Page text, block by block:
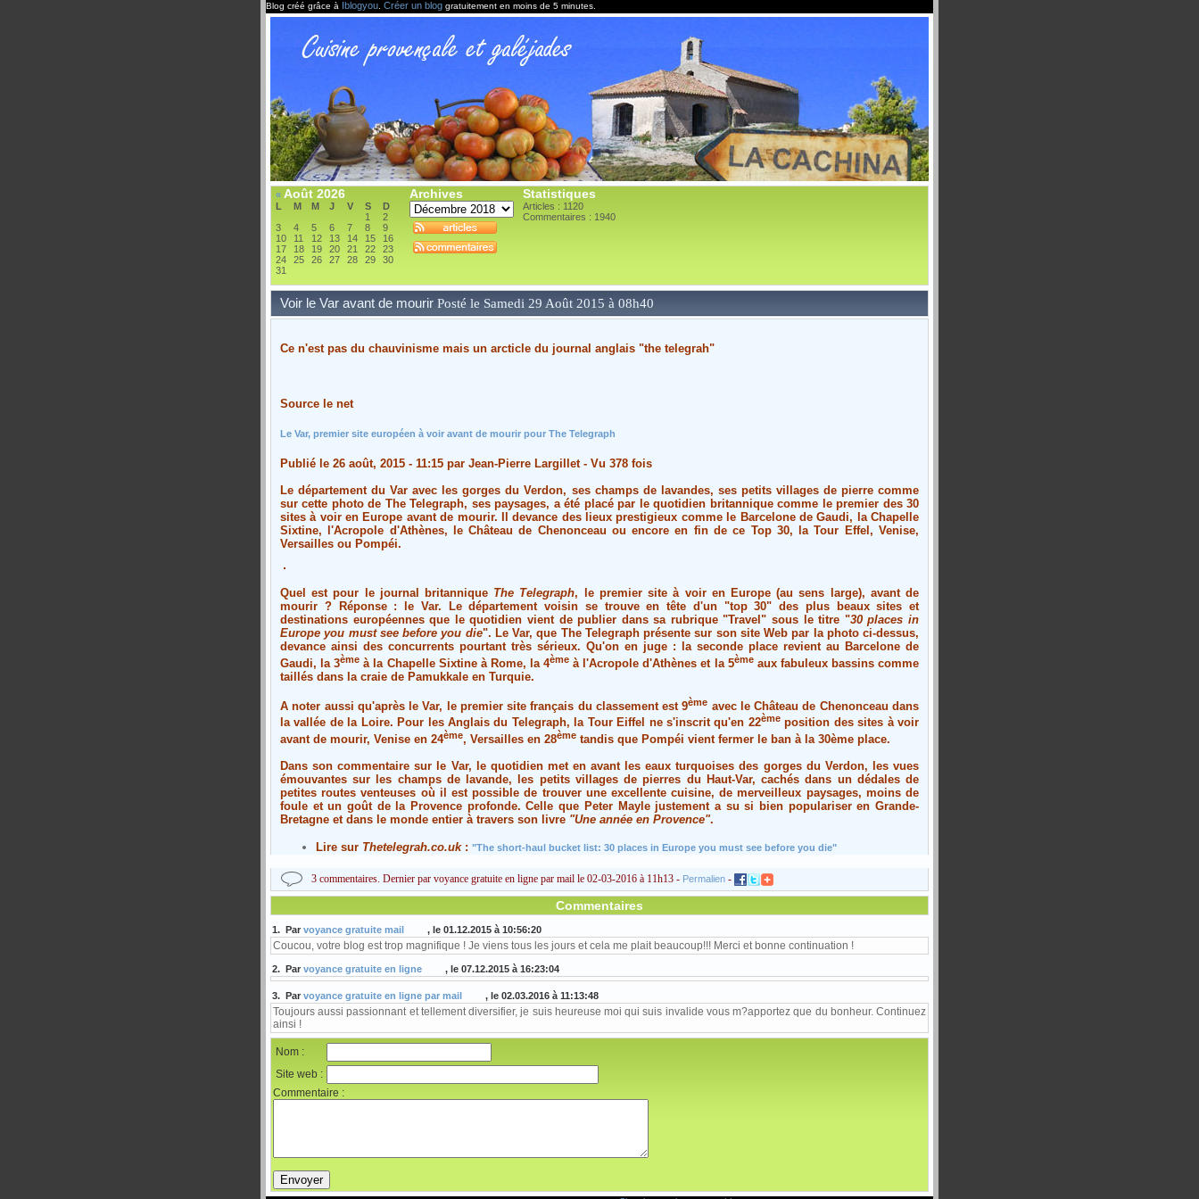
Blog créé grâce à Iblogyou Créer un blog gratuitement en moins de 5 minutes.
« Août 2026
L M M J V S
D
1
2
3
4 5 6 7 8
9
10
11 12 13 14 15
16
17
18 19 20 21 22
23
24
25 26 27 28 29
30
31
Archives Statistiques
Articles : 1120
Commentaires : 1940
Voir le Var avant de mourir Posté le Samedi 29 Août 2015 à 08h40
Ce n'est pas du chauvinisme mais un arcticle du journal anglais "the telegrah"
Source le net
Le Var, premier site européen à voir avant de mourir pour The Telegraph
Publié le 26 août, 2015 - 11:15 par Jean-Pierre Largillet - Vu 378 fois
Le département du Var avec les gorges du Verdon, ses champs de lavandes, ses petits villages de pierre comme
sur cette photo de The Telegraph, ses paysages, a été placé par le quotidien britannique comme le premier des 30
sites à voir en Europe avant de mourir. Il devance des lieux prestigieux comme le Barcelone de Gaudi, la Chapelle
Sixtine, l'Acropole d'Athènes, le Château de Chenonceau ou encore en fin de ce Top 30, la Tour Effel, Venise,
Versailles ou Pompéi.
Quel est pour le journal britannique The Telegraph, le premier site à voir en Europe (au sens large), avant de
mourir ? Réponse : le Var. Le département voisin se trouve en tête d'un "top 30" des plus beaux sites et
destinations européennes que le quotidien vient de publier dans sa rubrique "Travel" sous le titre "30 places in
Europe you must see before you die". Le Var, que The Telegraph présente sur son site Web par la photo ci-dessus,
devance ainsi des concurrents pourtant très sérieux. Qu'on en juge : la seconde place revient au Barcelone de
Gaudi, la 3ème à la Chapelle Sixtineà Rome, la 4ème àl'Acropole d'Athènes et la 5èmeaux fabuleux bassins comme
taillés dans la craie de Pamukkale en Turquie.
A noter aussi qu'après le Var, le premier site français du classement est 9ème avec leChâteau de Chenonceau dans
la vallée de la Loire. Pour les Anglais du Telegraph, la Tour Eiffel ne s'inscrit qu'en 22èmeposition des sites à voir
avant de mourir, Venise en 24ème, Versailles en 28ème tandis que Pompéi vient fermer le ban à la 30ème place.
Dans son commentaire sur le Var, le quotidien met en avant les eaux turquoises des gorges du Verdon, les vues
émouvantes sur les champs de lavande, les petits villages de pierres du Haut-Var, cachés dans un dédales de
petites routes venteuses où il est possible de trouver une excellente cuisine, de merveilleux paysages, moins de
foule et un goût de la Provence profonde. Celle que Peter Maylejustement a su si bien populariser en Grande-
Bretagne et dans le monde entier à travers son livre "Une année en Provence".
Lire sur Thetelegrah.co.uk: "The short-haul bucket list: 30 places in Europe you must see before you die"
3 commentaires. Dernier par voyance gratuite en ligne par mail le 02-03-2016 à 11h13 - Permalien -
Commentaires
1. Par voyance gratuite mail , le 01.12.2015 à 10:56:20
Coucou, votre blog est trop magnifique ! Je viens tous les jours et cela me plait beaucoup!!! Merci et bonne continuation !
2. Par voyance gratuite en ligne , le 07.12.2015 à 16:23:04
3. Par voyance gratuite en ligne par mail , le 02.03.2016 à 11:13:48
Toujours aussi passionnant et tellement diversifier, je suis heureuse moi qui suis invalide vous m?apportez que du bonheur. Continuez
ainsi !
Nom :
Site web :
Commentaire :